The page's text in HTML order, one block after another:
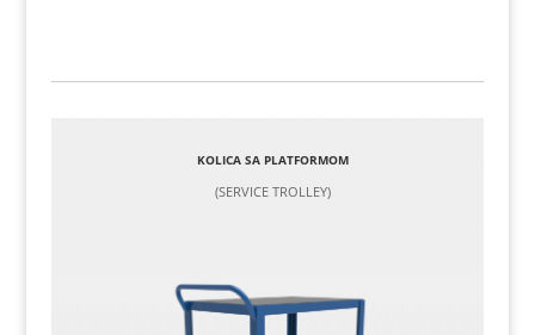
KOLICA SA PLATFORMOM
(SERVICE TROLLEY)